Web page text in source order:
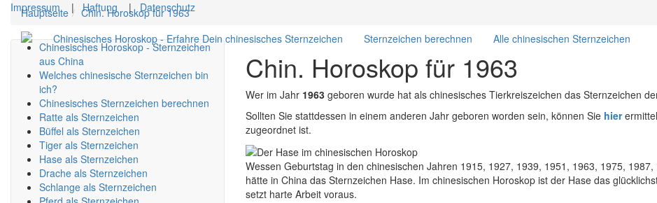
Impressum|Haftung | Datenschutz
Chinesisches Horoskop - Erfahre Dein chinesisches Sternzeichen Sternzeichen berechnen Alle chinesischen Sternzeichen
Hauptseite Chin. Horoskop für 1963
Chinesisches Horoskop - Sternzeichen
aus China
Welches chinesische Sternzeichen bin
ich?
Chinesisches Sternzeichen berechnen
Ratte als Sternzeichen
Büffel als Sternzeichen
Tiger als Sternzeichen
Hase als Sternzeichen
Drache als Sternzeichen
Schlange als Sternzeichen
Chin. Horoskop für 1963
Wer im Jahr 1963 geboren wurde hat als chinesisches Tierkreiszeichen das Sternzeichen
Sollten Sie stattdessen in einem anderen Jahr geboren worden sein, können Sie hier
zugeordnet ist.
Wessen Geburtstag in den chinesischen Jahren 1915, 1927, 1939, 1951, 1963, 1975,
hätte in China das Sternzeichen Hase. Im chinesischen Horoskop ist der Hase das
setzt harte Arbeit voraus.